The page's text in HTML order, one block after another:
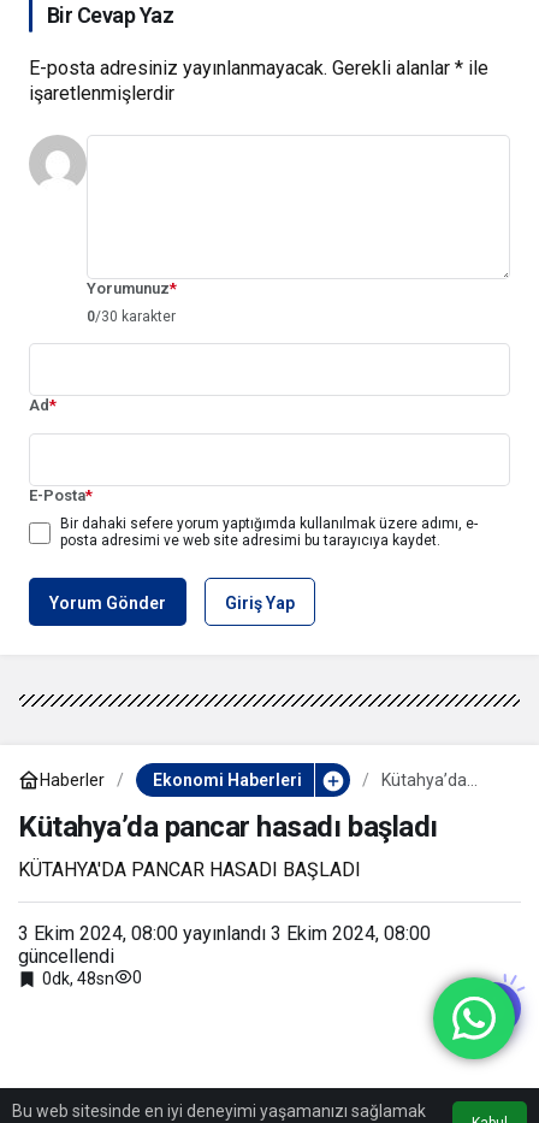
Bir Cevap Yaz
E-posta adresiniz yayınlanmayacak. Gerekli alanlar * ile
işaretlenmişlerdir
Yorumunuz*
0/30 karakter
Ad*
E-Posta*
Bir dahaki sefere yorum yaptığımda kullanılmak üzere adımı, e-
posta adresimi ve web site adresimi bu tarayıcıya kaydet.
Yorum Gönder Giriş Yap
Haberler Ekonomi Haberleri
Kütahya’da
başladı
Kütahya’da pancar hasadı başladı
KÜTAHYA'DA PANCAR HASADI BAŞLADI
3 Ekim 2024, 08:00 yayınlandı 3 Ekim 2024, 08:00
güncellendi
0dk, 48sn 0
Bu web sitesinde en iyi deneyimi yaşamanızı sağlamak